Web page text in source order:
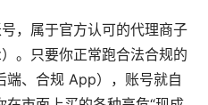
，属于官方认可的代理商子
。只要你正常跑合法合规的
端、合规 App），账号就自